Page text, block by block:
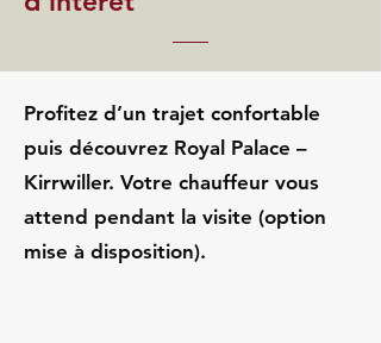
Profitez d’un trajet confortable
puis découvrez Royal Palace –
Kirrwiller. Votre chauffeur vous
attend pendant la visite (option
mise à disposition).